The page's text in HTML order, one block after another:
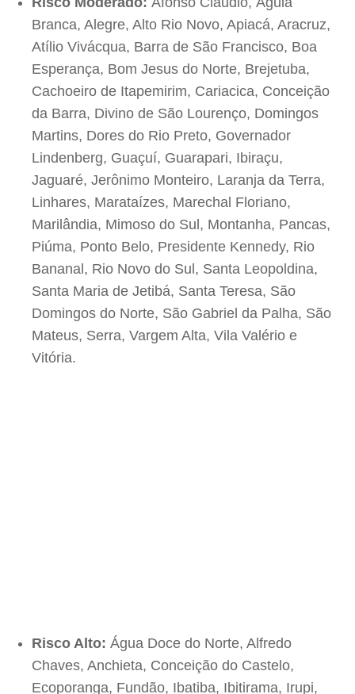
Branca, Alegre, Alto Rio Novo, Apiacá, Aracruz,
Atílio Vivácqua, Barra de São Francisco, Boa
Esperança, Bom Jesus do Norte, Brejetuba,
Cachoeiro de Itapemirim, Cariacica, Conceição
da Barra, Divino de São Lourenço, Domingos
Martins, Dores do Rio Preto, Governador
Lindenberg, Guaçuí, Guarapari, Ibiraçu,
Jaguaré, Jerônimo Monteiro, Laranja da Terra,
Linhares, Marataízes, Marechal Floriano,
Marilândia, Mimoso do Sul, Montanha, Pancas,
Piúma, Ponto Belo, Presidente Kennedy, Rio
Bananal, Rio Novo do Sul, Santa Leopoldina,
Santa Maria de Jetibá, Santa Teresa, São
Domingos do Norte, São Gabriel da Palha, São
Mateus, Serra, Vargem Alta, Vila Valério e
Vitória.
Risco Alto: Água Doce do Norte, Alfredo
Chaves, Anchieta, Conceição do Castelo,
Ecoporanga, Fundão, Ibatiba, Ibitirama, Irupi,